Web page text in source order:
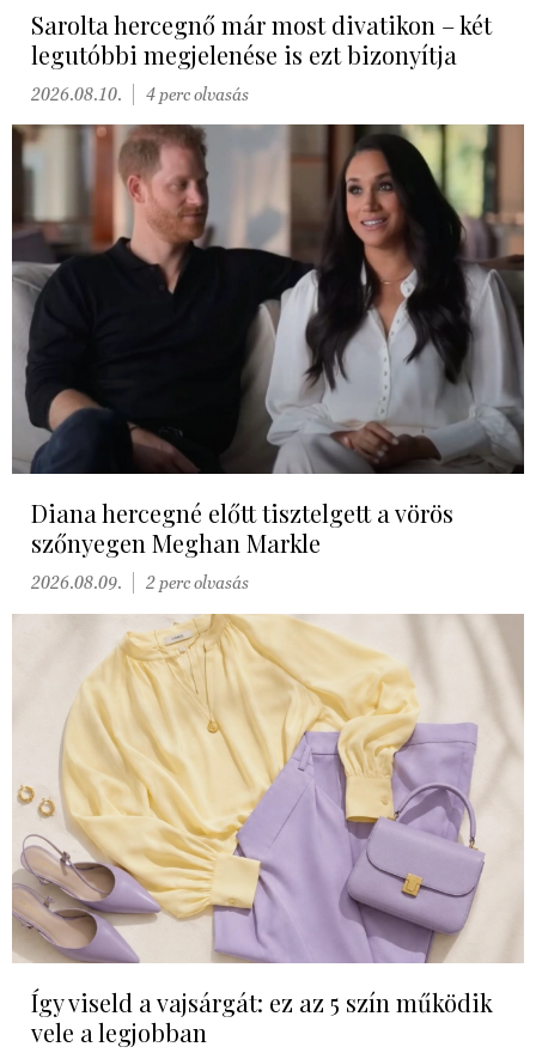
Sarolta hercegnő már most divatikon – két
legutóbbi megjelenése is ezt bizonyítja
2026.08.10. 4 perc olvasás
Diana hercegné előtt tisztelgett a vörös
szőnyegen Meghan Markle
2026.08.09. 2 perc olvasás
Így viseld a vajsárgát: ez az 5 szín működik
vele a legjobban